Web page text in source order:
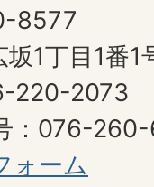
8577
1丁目1番1
220-2073
：076-
ォーム